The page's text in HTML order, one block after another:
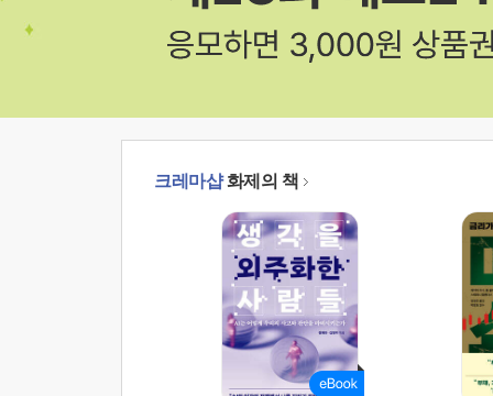
크레마샵화제의 책